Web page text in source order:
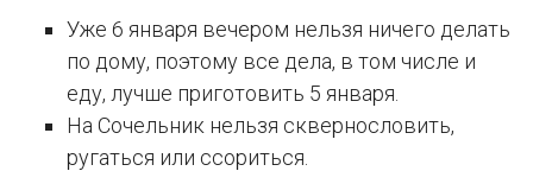
Уже 6 января вечером нельзя ничего делать
по дому, поэтому все дела, в том числе и
еду, лучше приготовить 5 января.
На Сочельник нельзя сквернословить,
ругаться или ссориться.